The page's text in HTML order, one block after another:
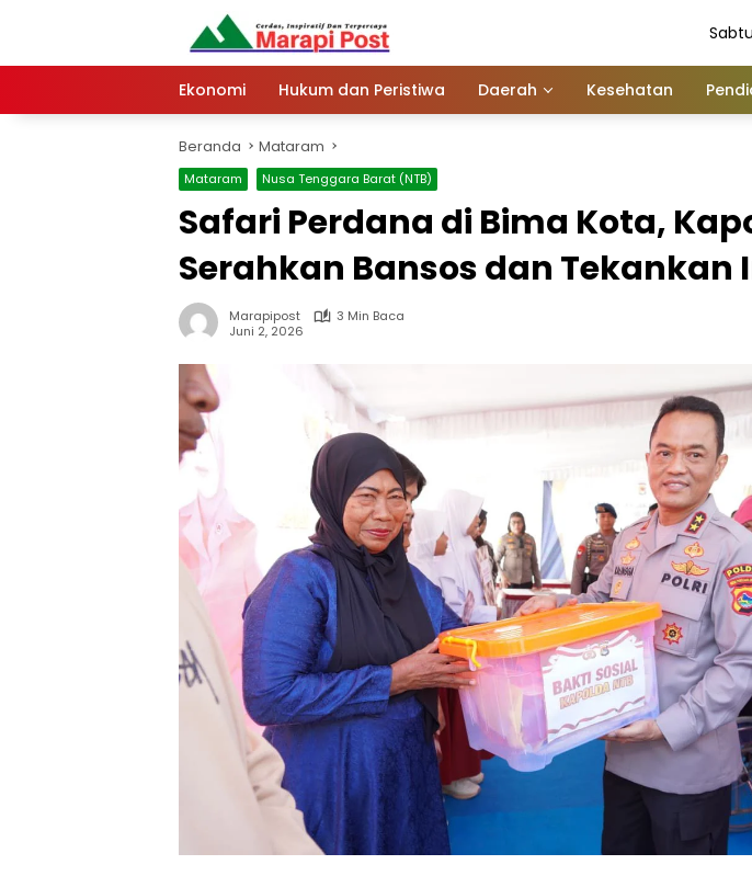
Ekonomi Hukum dan Peristiwa Daerah Kesehatan
Beranda Mataram
Mataram Nusa Tenggara Barat (NTB)
Safari Perdana di Bima Kota,
Serahkan Bansos dan Tekankan
Marapipost
3 Min Baca
Juni 2, 2026